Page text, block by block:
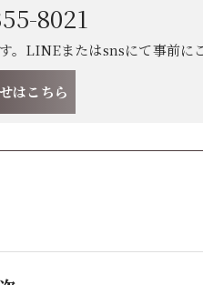
8021
LINEまたはsnsにて事前に
はこちら